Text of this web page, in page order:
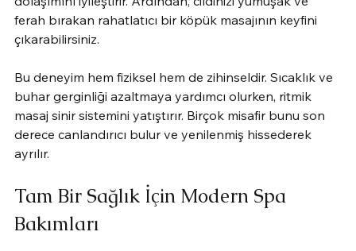
ferah bırakan rahatlatıcı bir köpük masajının keyfini
çıkarabilirsiniz.
Bu deneyim hem fiziksel hem de zihinseldir. Sıcaklık ve
buhar gerginliği azaltmaya yardımcı olurken, ritmik
masaj sinir sistemini yatıştırır. Birçok misafir bunu son
derece canlandırıcı bulur ve yenilenmiş hissederek
ayrılır.
Tam Bir Sağlık İçin Modern Spa
Bakımları